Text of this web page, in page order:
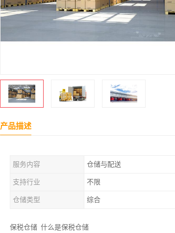
产品描述
服务内容 仓储与配送
支持行业 不限
仓储类型 综合
保税仓储 什么是保税仓储